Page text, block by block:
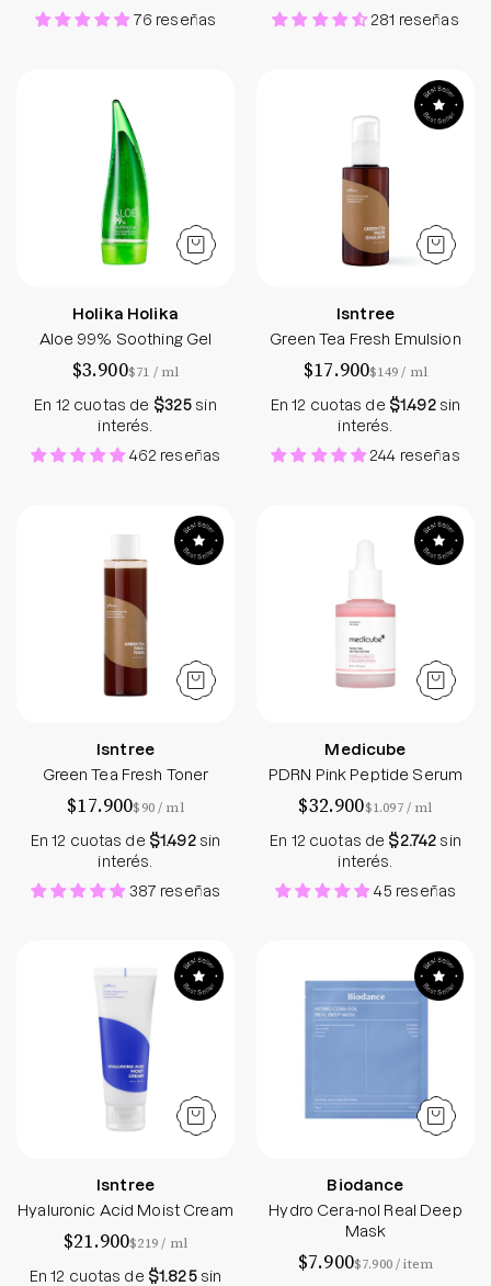
76 reseñas 281 reseñas
Aloe 99% Soothing Gel - Holika Holika - Soko Box
Holika Holika
Aloe 99% Soothing Gel
$3.900$71 / por
ml
En 12 cuotas de $325sin
interés.
462 reseñas
Green Tea
Isntree
Green Tea Fresh Emulsion
$17.900$149/ por
ml
En 12 cuotas de $1.492sin
interés.
244 reseñas
Green Tea Fresh Toner
Isntree
Green Tea Fresh Toner
$17.900$90/ por
ml
En 12 cuotas de $1.492sin
interés.
387 reseñas
PDRN Pink
Medicube
PDRN Pink Peptide Serum
$32.900$1.097/ por
ml
En 12 cuotas de $2.742sin
interés.
45 reseñas
Hyaluronic Acid Moist Cream
Isntree
Hyaluronic Acid Moist Cream
$21.900$219/ por
ml
En 12 cuotas de $1.825sin
Hydro Cera-nol
Biodance
Hydro Cera-nol Real Deep
Mask
$7.900$7.900/por
item